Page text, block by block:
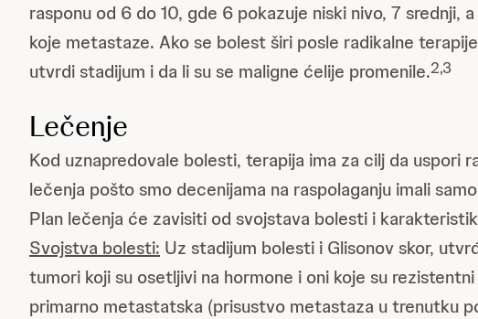
rasponu od 6 do 10, gde 6 pokazuje niski nivo, 7
koje metastaze. Ako se bolest širi posle radikalne
utvrdi stadijum i da li su se maligne ćelije promenile.2,3
Lečenje
Kod uznapredovale bolesti, terapija ima za cilj da uspori
lečenja pošto smo decenijama na raspolaganju imali
Plan lečenja će zavisiti od svojstava bolesti i
Svojstva bolesti: Uz stadijum bolesti i Glisonov skor,
tumori koji su osetljivi na hormone i oni koje su
primarno metastatska (prisustvo metastaza u trenutku